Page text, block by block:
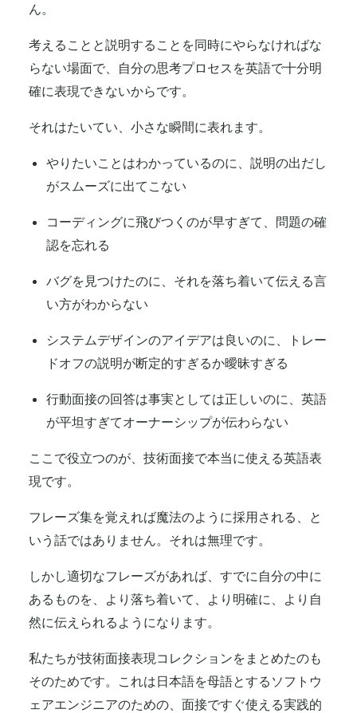
ん。
考えることと説明することを同時にやらなければな
らない場面で、自分の思考プロセスを英語で十分明
確に表現できないからです。
それはたいてい、小さな瞬間に表れます。
やりたいことはわかっているのに、説明の出だし
がスムーズに出てこない
コーディングに飛びつくのが早すぎて、問題の確
認を忘れる
バグを見つけたのに、それを落ち着いて伝える言
い方がわからない
システムデザインのアイデアは良いのに、トレー
ドオフの説明が断定的すぎるか曖昧すぎる
行動面接の回答は事実としては正しいのに、英語
が平坦すぎてオーナーシップが伝わらない
ここで役立つのが、技術面接で本当に使える英語表
現です。
フレーズ集を覚えれば魔法のように採用される、と
いう話ではありません。それは無理です。
しかし適切なフレーズがあれば、すでに自分の中に
あるものを、より落ち着いて、より明確に、より自
然に伝えられるようになります。
私たちが技術面接表現コレクションをまとめたのも
そのためです。これは日本語を母語とするソフトウ
ェアエンジニアのための、面接ですぐ使える実践的